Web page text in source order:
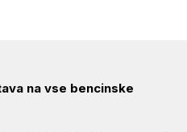
na vse bencinske